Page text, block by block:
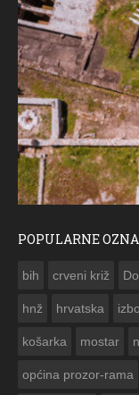
POPULARNE
bih crveni križ
hnž hrvatska
košarka mostar
općina prozor-rama